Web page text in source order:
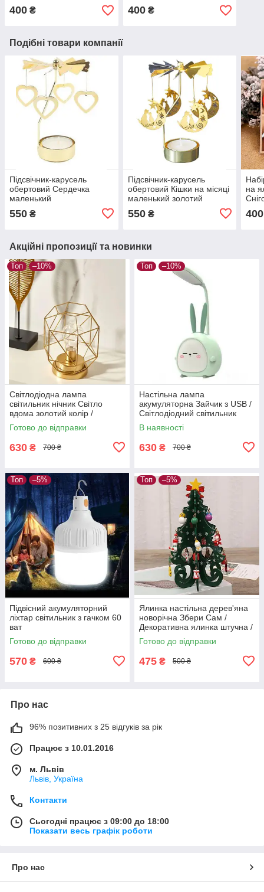
400 ₴ 400₴
Подібні товари компанії
Підсвічник-карусель
обертовий Сердечка
маленький
550 ₴
Підсвічник-карусель
обертовий Кішки на місяці
маленький золотий
550₴
на
400
Акційні пропозиції та новинки
Топ –10%
Світлодіодна лампа
світильник нічник Світло
вдома золотий колір /
Світильник декоративний
Готово до відправки
630 ₴ 700 ₴
Топ –10%
Настільна лампа
акумуляторна Зайчик з USВ /
Світлодіодний світильник
нічник зелений /
Декоративний світильник
В наявності
630 ₴ 700 ₴
Топ –5%
Підвісний акумуляторний
ліхтар світильник з гачком 60
ват
Готово до відправки
570 ₴ 600 ₴
Топ –5%
Ялинка настільна дерев'яна
новорічна Збери Сам /
Декоративна ялинка штучна /
Новорічні прикраси
Готово до відправки
475 ₴ 500 ₴
Про нас
96% позитивних з 25 відгуків за рік
Працює з 10.01.2016
м. Львів
Львів, Україна
Контакти
Сьогодні працює з 09:00 до 18:00
Показати весь графік роботи
Про нас